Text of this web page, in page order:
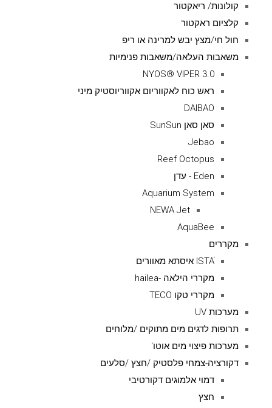
קולונות/ ריאקטור
קלציום ראקטור
חול חי/מצץ יבש למרינה או ריפ
משאבות העלאה/משאבות פנימיות
NYOS® VIPER 3.0
ראש כוח לאקווריום אקווריוסטיק מיני
DAIBAO
סאן סאן SunSun
Jebao
Reef Octopus
Eden - עדן
Aquarium System
NEWA Jet
AquaBee
מקררים
ISTAׁׂ איסתא מאוורים
מקררי הילאה -hailea
מקררי טקו TECO
מערכות UV
תרופות לדגים מים מתוקים /מלוחים
מערכות פיצוי מים אוטו'
דקורציה-צמחי פלסטיק /חצץ /סלעים
דמוי אלמוגים דקורטיבי
חצץ